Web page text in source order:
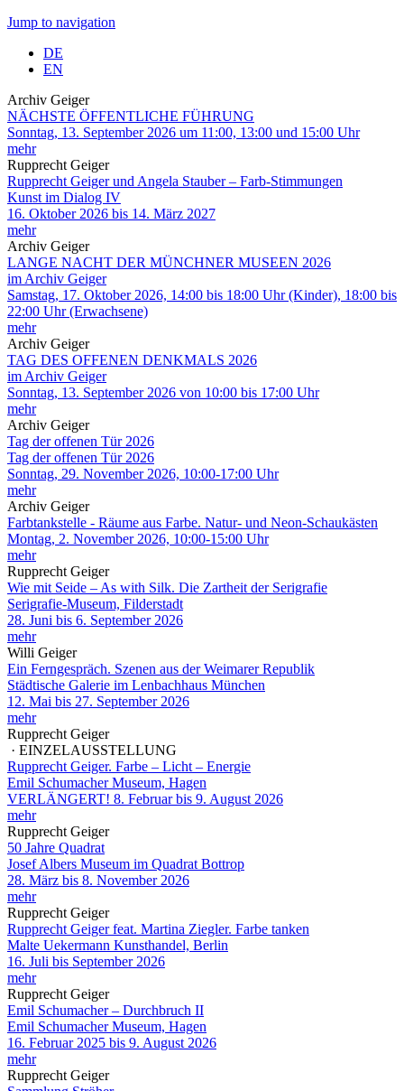
Jump to navigation
DE
EN
Archiv Geiger
NÄCHSTE ÖFFENTLICHE FÜHRUNG
Sonntag, 13. September 2026 um 11:00, 13:00 und 15:00 Uhr
mehr
Rupprecht Geiger
Rupprecht Geiger und Angela Stauber – Farb-Stimmungen
Kunst im Dialog IV
16. Oktober 2026 bis 14. März 2027
mehr
Archiv Geiger
LANGE NACHT DER MÜNCHNER MUSEEN 2026
im Archiv Geiger
Samstag, 17. Oktober 2026, 14:00 bis 18:00 Uhr (Kinder), 18:00 bis
22:00 Uhr (Erwachsene)
mehr
Archiv Geiger
TAG DES OFFENEN DENKMALS 2026
im Archiv Geiger
Sonntag, 13. September 2026 von 10:00 bis 17:00 Uhr
mehr
Archiv Geiger
Tag der offenen Tür 2026
Tag der offenen Tür 2026
Sonntag, 29. November 2026, 10:00-17:00 Uhr
mehr
Archiv Geiger
Farbtankstelle - Räume aus Farbe. Natur- und Neon-Schaukästen
Montag, 2. November 2026, 10:00-15:00 Uhr
mehr
Rupprecht Geiger
Wie mit Seide – As with Silk. Die Zartheit der Serigrafie
Serigrafie-Museum, Filderstadt
28. Juni bis 6. September 2026
mehr
Willi Geiger
Ein Ferngespräch. Szenen aus der Weimarer Republik
Städtische Galerie im Lenbachhaus München
12. Mai bis 27. September 2026
mehr
Rupprecht Geiger
· EINZELAUSSTELLUNG
Rupprecht Geiger. Farbe – Licht – Energie
Emil Schumacher Museum, Hagen
VERLÄNGERT! 8. Februar bis 9. August 2026
mehr
Rupprecht Geiger
50 Jahre Quadrat
Josef Albers Museum im Quadrat Bottrop
28. März bis 8. November 2026
mehr
Rupprecht Geiger
Rupprecht Geiger feat. Martina Ziegler. Farbe tanken
Malte Uekermann Kunsthandel, Berlin
16. Juli bis September 2026
mehr
Rupprecht Geiger
Emil Schumacher – Durchbruch II
Emil Schumacher Museum, Hagen
16. Februar 2025 bis 9. August 2026
mehr
Rupprecht Geiger